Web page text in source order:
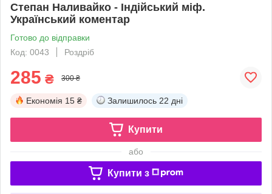
Степан Наливайко - Індійський міф.
Український коментар
Готово до відправки
Код: 0043
Роздріб
285 ₴ 300 ₴
Економія 15 ₴ Залишилось 22 дні
Купити
або
Купити з